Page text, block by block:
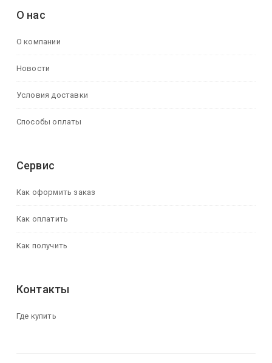
О нас
О компании
Новости
Условия доставки
Способы оплаты
Сервис
Как оформить заказ
Как оплатить
Как получить
Контакты
Где купить